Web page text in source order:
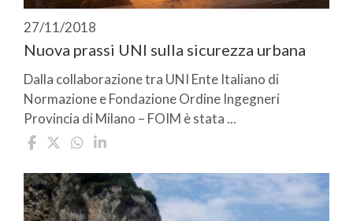
27/11/2018
Nuova prassi UNI sulla sicurezza urbana
Dalla collaborazione tra UNI Ente Italiano di
Normazione e Fondazione Ordine Ingegneri
Provincia di Milano – FOIM è stata ...